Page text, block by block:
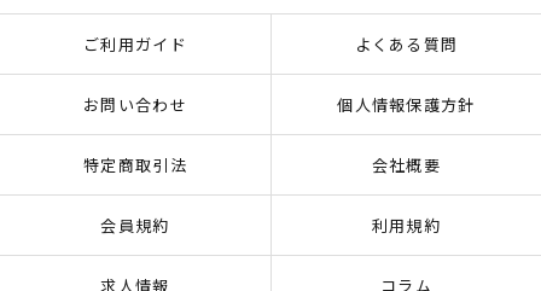
ご利用ガイド よくある質問
お問い合わせ 個人情報保護方針
特定商取引法 会社概要
会員規約 利用規約
求人情報 コラム